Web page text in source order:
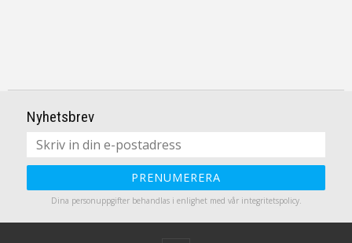
Nyhetsbrev
PRENUMERERA
Dina personuppgifter behandlas i enlighet med vår integritetspolicy.